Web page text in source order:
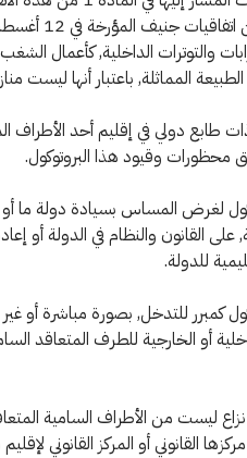
والتوترات الداخلية, كأعمال
المماثلة, باعتبار أنها ليست
دولي في إقليم أحد الأطراف
محظورات وقيود هذا البروتوكول.
لغرض المساس بسيادة دولة ما
القانون والنظام في الدولة أو
للدولة.
كمبرر للتدخل, بصورة مباشرة أو
أو الخارجية للطرف المتعاقد
ليست من الأطراف السامية
القانوني أو المركز القانوني